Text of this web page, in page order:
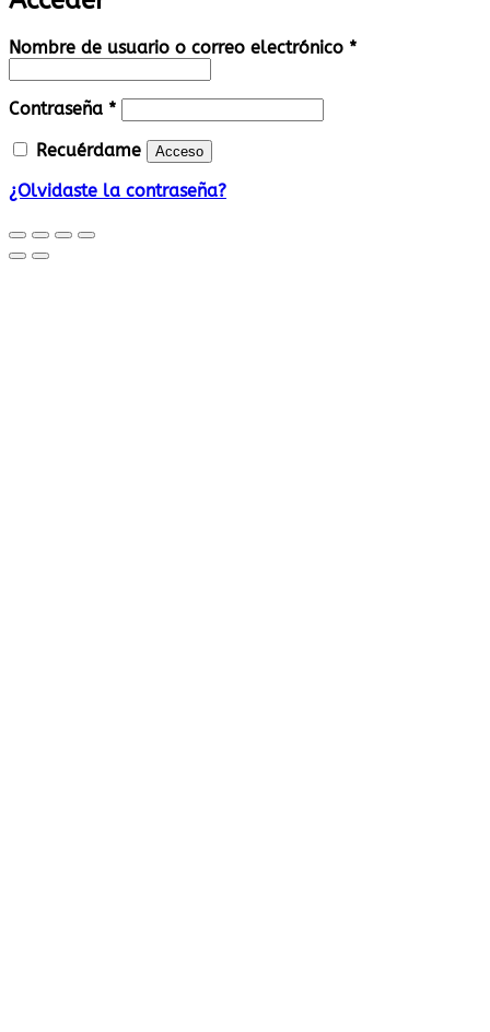
Nombre de usuario o correo electrónico *Obligatorio
Contraseña *Obligatorio
Recuérdame Acceso
¿Olvidaste la contraseña?